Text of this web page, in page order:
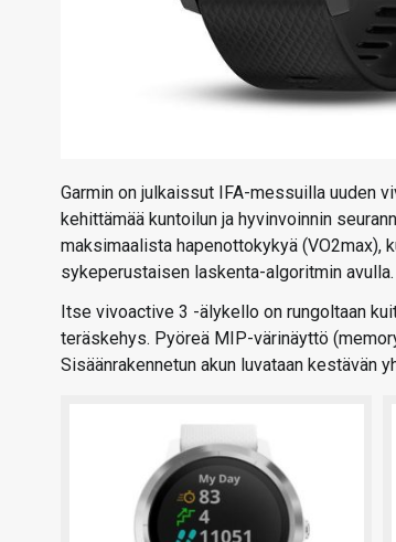
Garmin on julkaissut IFA-messuilla uuden
kehittämää kuntoilun ja hyvinvoinnin
maksimaalista hapenottokykyä (VO2max),
sykeperustaisen laskenta-algoritmin avulla.
Itse vivoactive 3 -älykello on rungoltaan
teräskehys. Pyöreä MIP-värinäyttö
Sisäänrakennetun akun luvataan kestävän